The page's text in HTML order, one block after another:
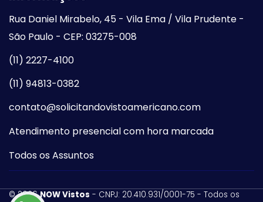
Rua Daniel Mirabelo, 45 - Vila Ema / Vila Prudente -
São Paulo - CEP: 03275-008
(11) 2227-4100
(11) 94813-0382
contato@solicitandovistoamericano.com
Atendimento presencial com hora marcada
Todos os Assuntos
©2026 NOW Vistos - CNPJ: 20.410.931/0001-75 - Todos os